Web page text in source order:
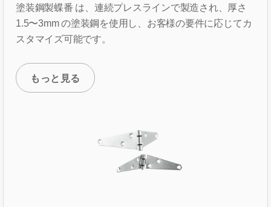
塗装鋼製蝶番 は、連続プレスラインで製造され、厚さ
1.5〜3mm の塗装鋼を使用し、お客様の要件に応じてカ
スタマイズ可能です。
もっと見る